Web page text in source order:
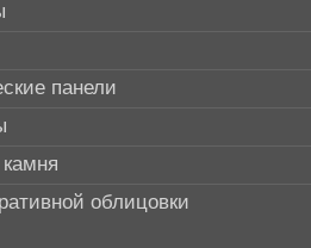
панели
облицовки